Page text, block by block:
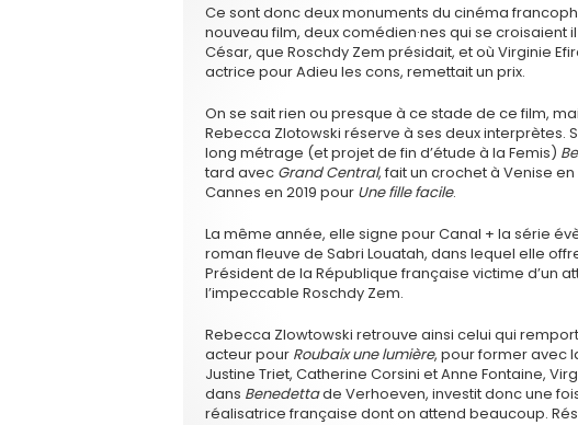
Ce sont donc deux monuments du cinéma
nouveau film, deux comédien·nes qui se croisaient
César, que Roschdy Zem présidait, et où Virginie
actrice pour Adieu les cons, remettait un prix.
On se sait rien ou presque à ce stade de ce film,
Rebecca Zlotowski réserve à ses deux interprètes.
long métrage (et projet de fin d’étude à la Femis)
tard avec Grand Central, fait un crochet à Venise en
Cannes en 2019 pour Une fille facile.
La même année, elle signe pour Canal + la série
roman fleuve de Sabri Louatah, dans lequel elle
Président de la République française victime d’un
l’impeccable Roschdy Zem.
Rebecca Zlowtowski retrouve ainsi celui qui
acteur pour Roubaix une lumière, pour former avec
Justine Triet, Catherine Corsini et Anne Fontaine,
dans Benedettade Verhoeven, investit donc une
réalisatrice française dont on attend beaucoup.